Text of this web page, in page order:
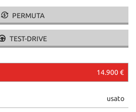
PERMUTA
TEST-DRIVE
14.900 €
usato